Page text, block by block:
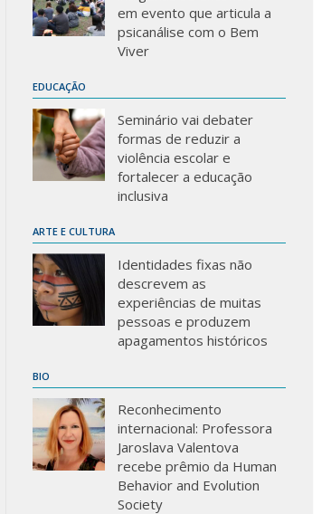
em evento que articula a
psicanálise com o Bem
Viver
EDUCAÇÃO
Seminário vai debater
formas de reduzir a
violência escolar e
fortalecer a educação
inclusiva
ARTE E CULTURA
Identidades fixas não
descrevem as
experiências de muitas
pessoas e produzem
apagamentos históricos
BIO
Reconhecimento
internacional: Professora
Jaroslava Valentova
recebe prêmio da Human
Behavior and Evolution
Society